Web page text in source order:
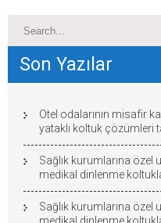
Son Yazılar
Otel odalarının misafir
yataklı koltuk çözümleri
Sağlık kurumlarına özel
medikal dinlenme
Sağlık kurumlarına özel